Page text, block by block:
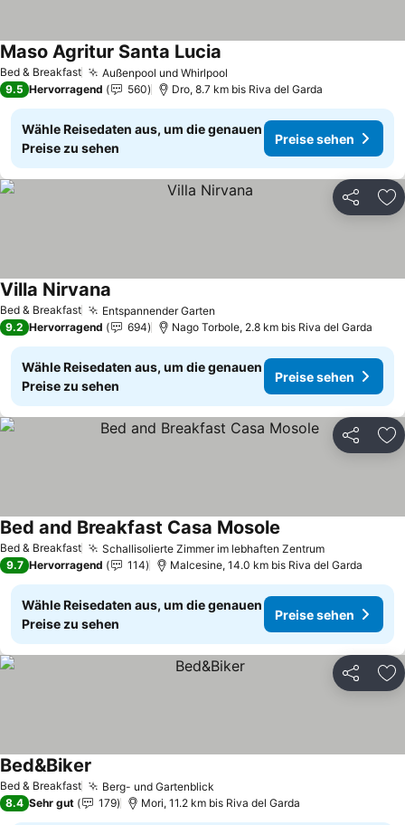
Bed & Breakfast Außenpool und Whirlpool
Maso Agritur Santa Lucia
9.5 Hervorragend 560 Dro, 8.7 km bis Riva del Garda
Wähle Reisedaten aus, um die genauen
Preise zu sehen
Preise sehen
Teilen
Bed & Breakfast Entspannender Garten
Villa Nirvana
9.2 Hervorragend 694 Nago Torbole, 2.8 km bis Riva del Garda
Wähle Reisedaten aus, um die genauen
Preise zu sehen
Preise sehen
Teilen
Bed & Breakfast Schallisolierte Zimmer im lebhaften ZentrumPreise
Bed and Breakfast Casa Mosole
9.7 Hervorragend 114 Malcesine, 14.0 km bis Riva del Garda
Wähle Reisedaten aus, um die genauen
Preise zu sehen
Preise sehen
Teilen
Bed & Breakfast Berg- und Gartenblick
Bed&Biker
8.4 Sehr gut 179 Mori, 11.2 km bis Riva del Garda